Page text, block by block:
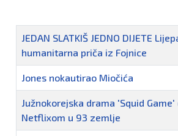
Naziv
JEDAN SLATKIŠ JEDNO DIJETE
humanitarna priča iz Fojnice
Jones nokautirao Miočića
Južnokorejska drama 'Squid
Netflixom u 93 zemlje